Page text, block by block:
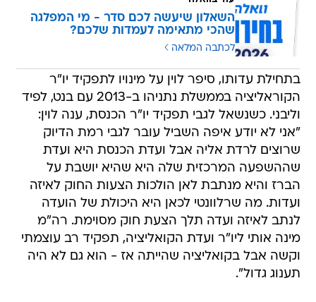
השאלון שיעשה לכם סדר - מי המפלגה
שהכי מתאימה לעמדות שלכם?
לכתבה המלאה
בתחילת עדותו, סיפר לוין על מינויו לתפקיד יו"ר
הקוראליציה בממשלת נתניהו ב-2013 עם בנט, לפיד
וליבני. כשנשאל לגבי תפקיד יו"ר הכנסת, ענה לוין:
"אני לא יודע איפה השביל עובר לגבי רמת הדיוק
שרוצים לרדת אליה אבל ועדת הכנסת היא ועדת
שההשפעה המרכזית שלה היא שהיא יושבת על
הברז והיא מנתבת לאן הולכות הצעות החוק לאיזה
ועדות. מה שרלוונטי לכאן היא היכולת של הועדה
לנתב לאיזה ועדה תלך הצעת חוק מסוימת. רה"מ
מינה אותי ליו"ר ועדת הקואליציה, תפקיד רב עוצמתי
וקשה אבל בקואליציה שהייתה אז - הוא גם לא היה
תענוג גדול".